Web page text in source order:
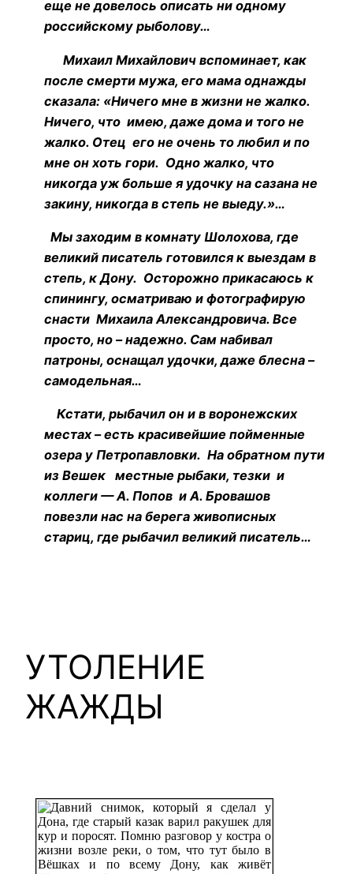
еще не довелось описать ни одному
российскому рыболову…
Михаил Михайлович вспоминает, как
после смерти мужа, его мама однажды
сказала: «Ничего мне в жизни не жалко.
Ничего, что имею, даже дома и того не
жалко. Отец его не очень то любил и по
мне он хоть гори. Одно жалко, что
никогда уж больше я удочку на сазана не
закину, никогда в степь не выеду.»…
Мы заходим в комнату Шолохова, где
великий писатель готовился к выездам в
степь, к Дону. Осторожно прикасаюсь к
спинингу, осматриваю и фотографирую
снасти Михаила Александровича. Все
просто, но – надежно. Сам набивал
патроны, оснащал удочки, даже блесна –
самодельная…
Кстати, рыбачил он и в воронежских
местах – есть красивейшие пойменные
озера у Петропавловки. На обратном пути
из Вешек местные рыбаки, тезки и
коллеги — А. Попов и А. Бровашов
повезли нас на берега живописных
стариц, где рыбачил великий писатель…
УТОЛЕНИЕ
ЖАЖДЫ